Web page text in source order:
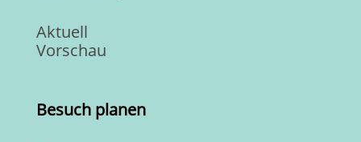
Aktuell
Vorschau
Besuch planen